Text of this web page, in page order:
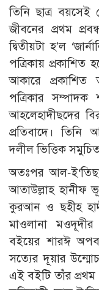
তিনি ছাত্র বয়সেই
জীবনের প্রথম
দ্বিতীয়টা হ’ল
পত্রিকায় প্রকাশিত
আকারে প্রকাশিত
পত্রিকার
আহলেহাদীছদের
প্রতিবাদে। তিনি
দলীল ভিত্তিক
অতঃপর আল-
আতাউল্লাহ হানীফ
কুরআন ও ছহীহ
মাওলানা
বইয়ের শারঈ
সত্যের দূয়ার
এই বইটি তাঁর প্রথম